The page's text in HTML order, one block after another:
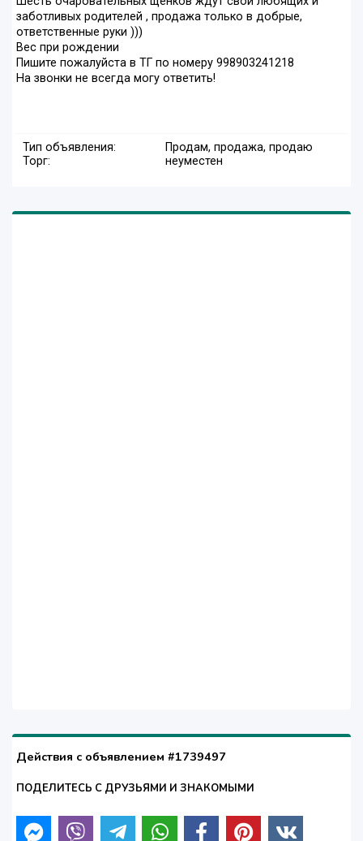
заботливых родителей , продажа только в добрые,
ответственные руки )))
Вес при рождении
Пишите пожалуйста в ТГ по номеру 998903241218
На звонки не всегда могу ответить!
Тип объявления:
Продам, продажа, продаю
Торг:
неуместен
Действия с объявлением #1739497
ПОДЕЛИТЕСЬ С ДРУЗЬЯМИ И ЗНАКОМЫМИ